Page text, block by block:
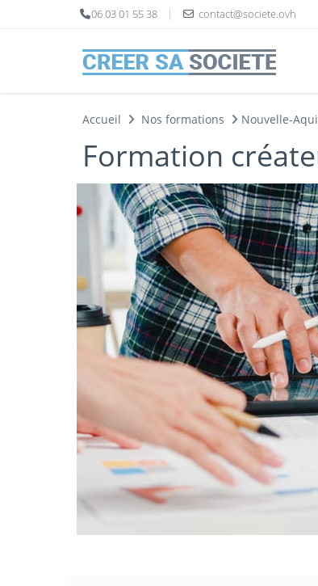
06 03 01 55 38 contact@societe.ovh
Accueil Nos formations Nouvelle-
Formation
Panneau de gestion des cookies